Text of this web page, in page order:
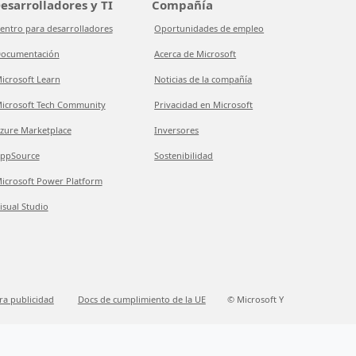
y TI
para desarrolladores
Learn
Tech Community
Marketplace
Power Platform
Studio
Compañía
Oportunidades de empleo
Acerca de Microsoft
Noticias de la compañía
Privacidad en Microsoft
Inversores
Sostenibilidad
publicidad Docs de cumplimiento de la UE © Microsoft Y